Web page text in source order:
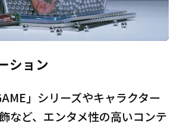
ション
」シリーズやキャラクター
など、エンタメ性の高いコンテ